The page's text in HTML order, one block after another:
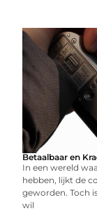
Betaalbaar en
In een wereld
hebben, lijkt de
geworden. Toch
wil